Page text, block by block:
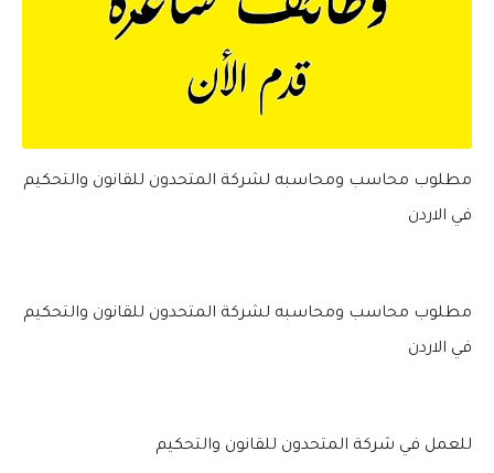
مطلوب محاسب ومحاسبه لشركة المتحدون للقانون والتحكيم
في الاردن
مطلوب محاسب ومحاسبه لشركة المتحدون للقانون والتحكيم
في الاردن
للعمل في شركة المتحدون للقانون والتحكيم